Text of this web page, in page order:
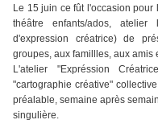
Le 15 juin ce fût l'occasion
théâtre enfants/ados,
d'expression créatrice) de
groupes, aux famillles, aux amis
L'atelier "Expréssion
"cartographie créative"
préalable, semaine après
singulière.